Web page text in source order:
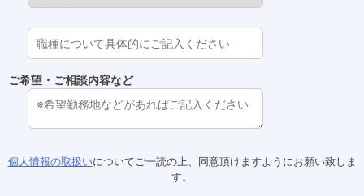
ご希望・ご相談内容など
個人情報の取扱いについてご一読の上、同意頂けますようにお願い致しま
す。